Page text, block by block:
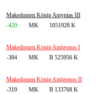
Makedonien König Amyntas III
-420
MK 1051928 K
Makedonien König Antigonos I
-384
MK B 525956 K
Makedonien König Antigonos II
-319
MK B 133768 K